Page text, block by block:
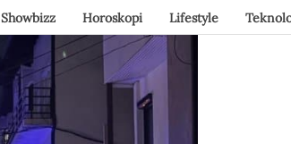
Showbizz Horoskopi Lifestyle